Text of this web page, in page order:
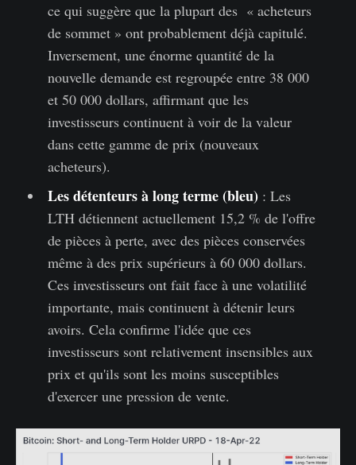
ce qui suggère que la plupart des « acheteurs
de sommet » ont probablement déjà capitulé.
Inversement, une énorme quantité de la
nouvelle demande est regroupée entre 38 000
et 50 000 dollars, affirmant que les
investisseurs continuent à voir de la valeur
dans cette gamme de prix (nouveaux
acheteurs).
Les détenteurs à long terme (bleu) : Les
LTH détiennent actuellement 15,2 % de l'offre
de pièces à perte, avec des pièces conservées
même à des prix supérieurs à 60 000 dollars.
Ces investisseurs ont fait face à une volatilité
importante, mais continuent à détenir leurs
avoirs. Cela confirme l'idée que ces
investisseurs sont relativement insensibles aux
prix et qu'ils sont les moins susceptibles
d'exercer une pression de vente.